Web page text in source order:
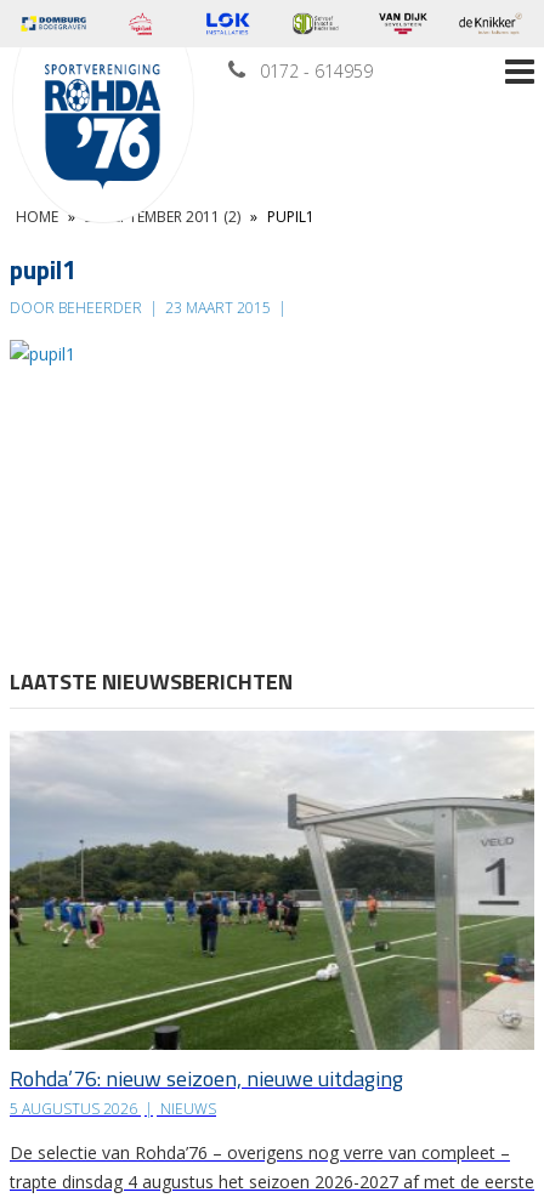
0172 - 614959
HOME » 24 SEPTEMBER 2011 (2) » PUPIL1
pupil1
DOOR BEHEERDER | 23 MAART 2015 |
LAATSTE NIEUWSBERICHTEN
Rohda’76: nieuw seizoen, nieuwe uitdaging
5 AUGUSTUS 2026 | NIEUWS
De selectie van Rohda’76 – overigens nog verre van compleet –
trapte dinsdag 4 augustus het seizoen 2026-2027 af met de eerste